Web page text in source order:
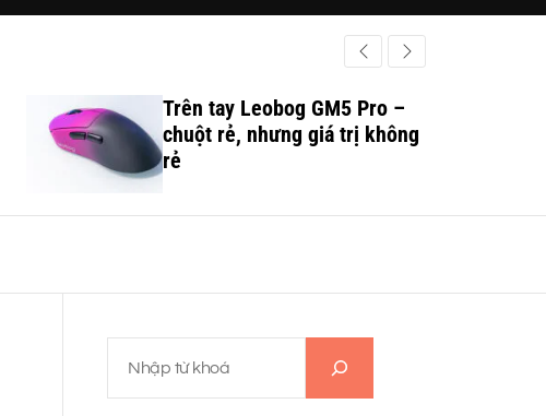
h
c
o
r
d
r
Trên tay Leobog GM5 Pro –
chuột rẻ, nhưng giá trị không
rẻ
m